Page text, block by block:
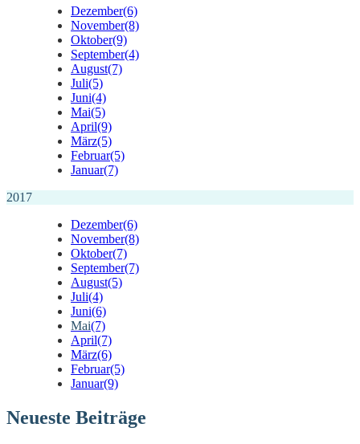
Dezember(6)
November(8)
Oktober(9)
September(4)
August(7)
Juli(5)
Juni(4)
Mai(5)
April(9)
März(5)
Februar(5)
Januar(7)
2017
Dezember(6)
November(8)
Oktober(7)
September(7)
August(5)
Juli(4)
Juni(6)
Mai(7)
April(7)
März(6)
Februar(5)
Januar(9)
Neueste Beiträge